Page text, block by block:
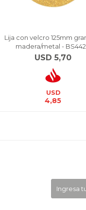
Lija con velcro 125mm
madera/metal -
USD 5,70
USD
4,85